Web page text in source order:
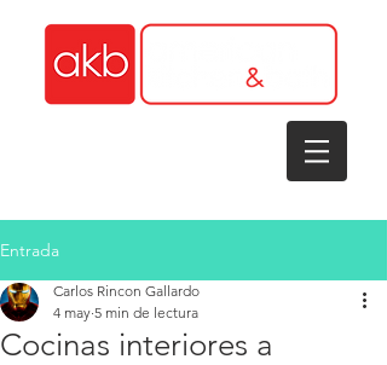
Entrada
Cocinas interiores a
Carlos Rincon Gallardo
4 may 5 min de lectura